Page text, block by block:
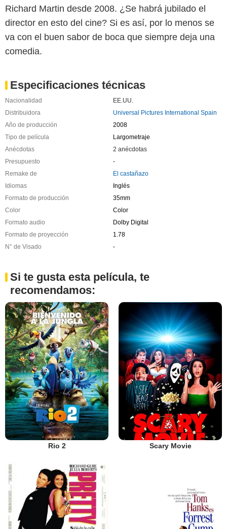
Richard Martin desde 2008. ¿Se habrá jubilado el
director en esto del cine? Si es así, por lo menos se
va con el buen sabor de boca que siempre deja una
comedia.
Especificaciones técnicas
Nacionalidad
EE.UU.
Distribuidora
Universal Pictures International Spain
Año de producción
2008
Tipo de película
Largometraje
Anécdotas
2 anécdotas
Presupuesto
-
Remake de
El castañazo
Idiomas
Inglés
Formato de producción
35mm
Color
Color
Formato audio
Dolby Digital
Formato de proyección
1.78
N° de Visado
-
Si te gusta esta película, te
recomendamos:
Rio 2 Scary Movie